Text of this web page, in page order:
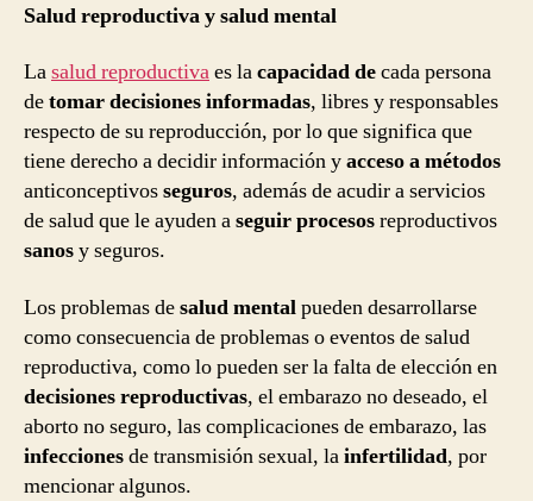
Salud reproductiva y salud mental
Lasalud reproductivaes lacapacidad decada persona
detomar decisiones informadas, libres y responsables
respecto de su reproducción, por lo que significa que
tiene derecho a decidir información yacceso a métodos
anticonceptivosseguros, además de acudir a servicios
de salud que le ayuden aseguir procesosreproductivos
sanosy seguros.
Los problemas desalud mentalpueden desarrollarse
como consecuencia de problemas o eventos de salud
reproductiva, como lo pueden ser la falta de elección en
decisiones reproductivas, el embarazo no deseado, el
aborto no seguro, las complicaciones de embarazo, las
infeccionesde transmisión sexual, lainfertilidad, por
mencionar algunos.